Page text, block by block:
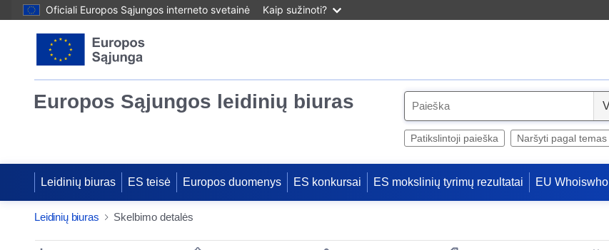
Oficiali Europos Sąjungos interneto svetainė Kaip sužinoti?
Europos Sąjungos leidinių biuras
e
Patikslintoji paieška Naršyti pagal temas
Leidinių biuras ES teisė Europos duomenys ES konkursai ES mokslinių tyrimų rezultatai EU Whoiswho
Leidinių biuras Skelbimo detalės